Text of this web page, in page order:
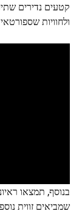
קטעים נדירים
ולחוויות
בנוסף, תמצאו
שמביאים זווית